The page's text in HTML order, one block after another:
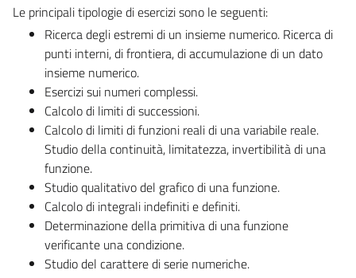
Le principali tipologie di esercizisono le seguenti:
Ricerca degli estremi di un insieme numerico. Ricerca di
punti interni, di frontiera, di accumulazione di un dato
insieme numerico.
Esercizi sui numeri complessi.
Calcolo di limiti di successioni.
Calcolo di limiti di funzioni reali di una variabile reale.
Studio della continuità, limitatezza, invertibilità di una
funzione.
Studio qualitativo del grafico di una funzione.
Calcolo di integrali indefiniti e definiti.
Determinazione della primitiva di una funzione
verificante una condizione.
Studio del carattere di serie numeriche.